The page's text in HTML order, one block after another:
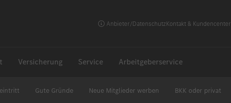
Anbieter/DatenschutzKontakt & Kundencenter
Versicherung Service Arbeitgeberservice
Gute Gründe Neue Mitglieder werben BKK oder privat